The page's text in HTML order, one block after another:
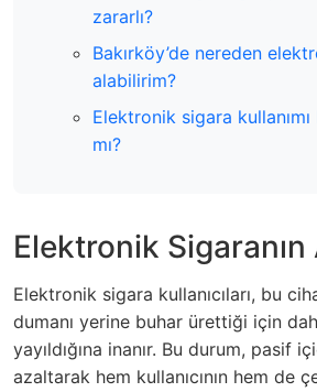
zararlı?
Bakırköy’de nereden
alabilirim?
Elektronik sigara kullanımı
mı?
Elektronik Sigaranın
Elektronik sigara kullanıcıları, bu
dumanı yerine buhar ürettiği için
yayıldığına inanır. Bu durum, pasif
azaltarak hem kullanıcının hem de